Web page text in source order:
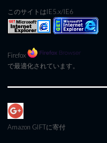
このサイトはIE5.x/IE6
Firefox
で最適化されています。
Amazon GIFTに寄付